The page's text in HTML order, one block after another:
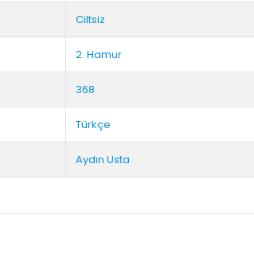
Ciltsiz
2. Hamur
368
Türkçe
Aydın Usta